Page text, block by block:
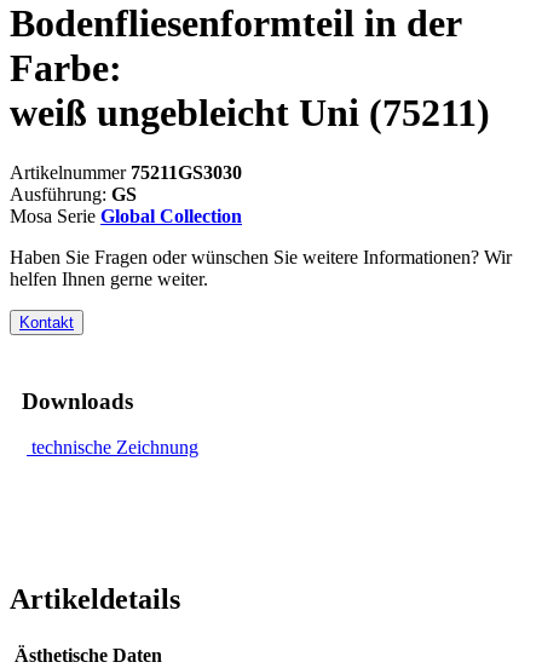
Bodenfliesenformteil in der
Farbe:
weiß ungebleicht Uni (75211)
Artikelnummer 75211GS3030
Ausführung: GS
Mosa Serie Global Collection
Haben Sie Fragen oder wünschen Sie weitere Informationen? Wir
helfen Ihnen gerne weiter.
Kontakt
Downloads
technische Zeichnung
Artikeldetails
Ästhetische Daten